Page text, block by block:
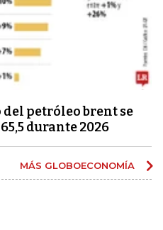
petróleo brent se
durante 2026
MÁS GLOBOECONOMÍA